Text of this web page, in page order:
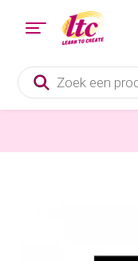
Producten
zoeken